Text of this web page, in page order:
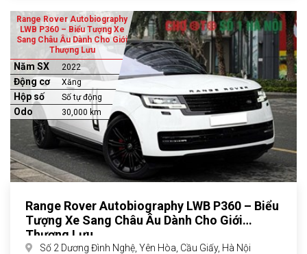
Range Rover Autobiography
LWB P360 – Biểu Tượng Xe
Sang Châu Âu Dành Cho Giới
Thượng Lưu
Năm SX 2022
Động cơ Xăng
Hộp số Số tự động
Odo 30,000 km
Range Rover Autobiography LWB P360 – Biểu
Tượng Xe Sang Châu Âu Dành Cho Giới
Thượng Lưu
Số 2 Dương Đình Nghệ, Yên Hòa, Cầu Giấy, Hà Nội